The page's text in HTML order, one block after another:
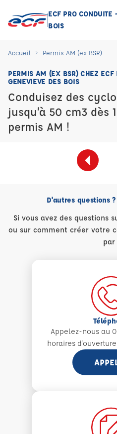
ECF PRO CONDUITE
BOIS
Accueil Permis AM (ex BSR)
PERMIS AM (EX BSR) CHEZ ECF
GENEVIEVE DES BOIS
Conduisez des
jusqu’à 50 cm3 dès
permis AM !
D'autres questions
Si vous avez des questions
ou sur comment créer votre
par
Appelez-nous au
horaires